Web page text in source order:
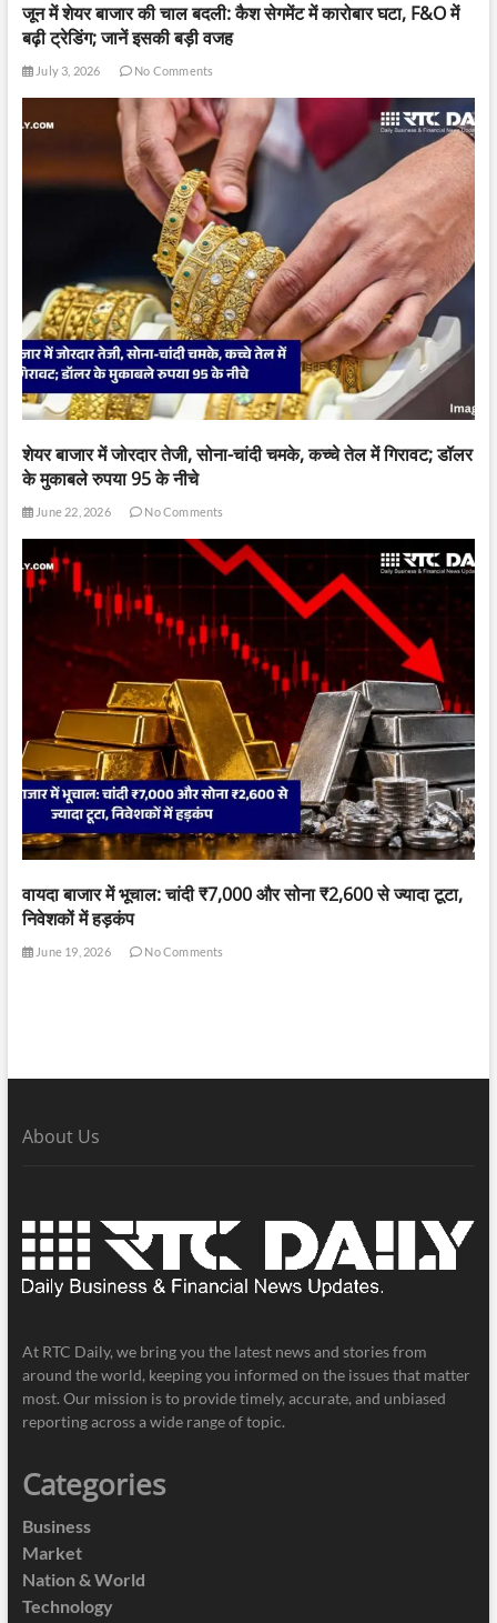
जून में शेयर बाजार की चाल बदली: कैश सेगमेंट में कारोबार घटा, F&O में
बढ़ी ट्रेडिंग; जानें इसकी बड़ी वजह
July 3, 2026 No Comments
शेयर बाजार में जोरदार तेजी, सोना-चांदी चमके, कच्चे तेल में गिरावट; डॉलर
के मुकाबले रुपया 95 के नीचे
June 22, 2026 No Comments
वायदा बाजार में भूचाल: चांदी ₹7,000 और सोना ₹2,600 से ज्यादा टूटा,
निवेशकों में हड़कंप
June 19, 2026 No Comments
About Us
At RTC Daily, we bring you the latest news and stories from
around the world, keeping you informed on the issues that matter
most. Our mission is to provide timely, accurate, and unbiased
reporting across a wide range of topic.
Categories
Business
Market
Nation & World
Technology